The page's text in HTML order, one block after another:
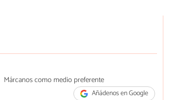
Márcanos como medio preferente
Añádenos en Google